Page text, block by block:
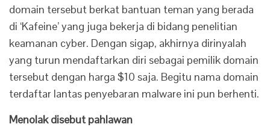
domain tersebut berkat bantuan teman yang berada
di ‘Kafeine’ yang juga bekerja di bidang penelitian
keamanan cyber. Dengan sigap, akhirnya dirinyalah
yang turun mendaftarkan diri sebagai pemilik domain
tersebut dengan harga $10 saja. Begitu nama domain
terdaftar lantas penyebaran malware ini pun berhenti.
Menolak disebut pahlawan